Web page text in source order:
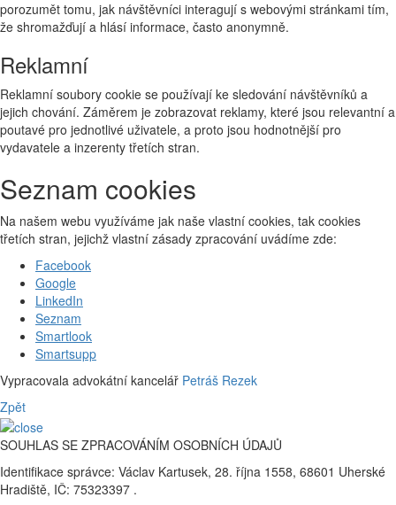
porozumět tomu, jak návštěvníci interagují s webovými stránkami tím,
že shromažďují a hlásí informace, často anonymně.
Reklamní
Reklamní soubory cookie se používají ke sledování návštěvníků a
jejich chování. Záměrem je zobrazovat reklamy, které jsou relevantní a
poutavé pro jednotlivé uživatele, a proto jsou hodnotnější pro
vydavatele a inzerenty třetích stran.
Seznam cookies
Na našem webu využíváme jak naše vlastní cookies, tak cookies
třetích stran, jejichž vlastní zásady zpracování uvádíme zde:
Facebook
Google
LinkedIn
Seznam
Smartlook
Smartsupp
Vypracovala advokátní kancelář Petráš Rezek
Zpět
SOUHLAS SE ZPRACOVÁNÍM OSOBNÍCH ÚDAJŮ
Identifikace správce: Václav Kartusek, 28. října 1558, 68601 Uherské
Hradiště, IČ: 75323397 .